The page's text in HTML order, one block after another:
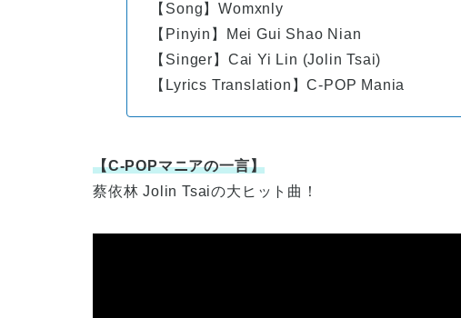
【Song】Womxnly
【Pinyin】Mei Gui Shao Nian
【Singer】Cai Yi Lin (Jolin Tsai)
【Lyrics Translation】C-POP Mania
【C-POPマニアの一言】
蔡依林 Jolin Tsaiの大ヒット曲！